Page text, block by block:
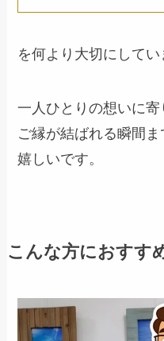
を何より大切にしてい
一人ひとりの想いに寄
ご縁が結ばれる瞬間
嬉しいです。
こんな方におすす